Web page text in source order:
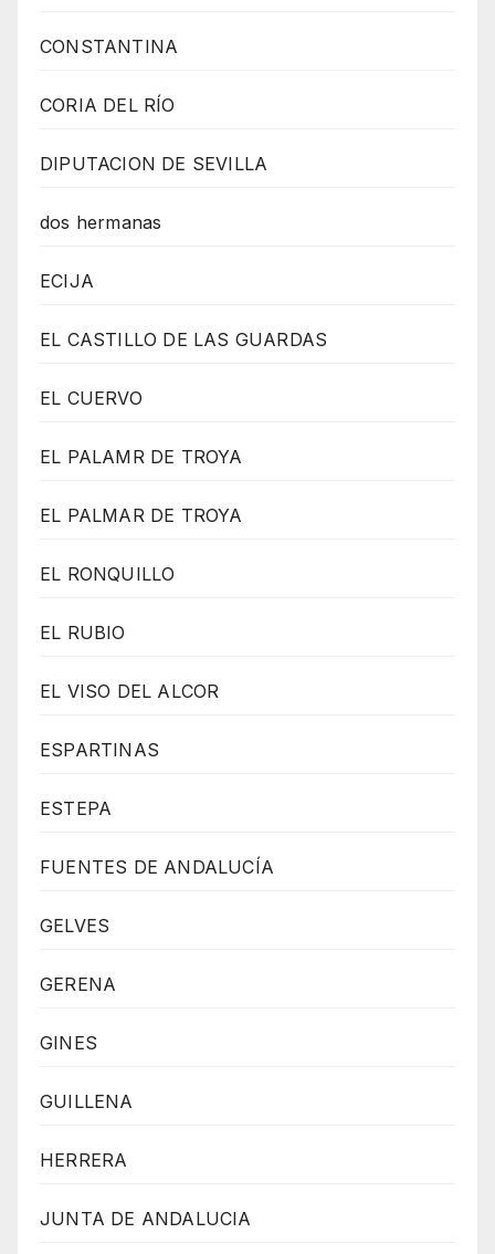
CONSTANTINA
CORIA DEL RÍO
DIPUTACION DE SEVILLA
dos hermanas
ECIJA
EL CASTILLO DE LAS GUARDAS
EL CUERVO
EL PALAMR DE TROYA
EL PALMAR DE TROYA
EL RONQUILLO
EL RUBIO
EL VISO DEL ALCOR
ESPARTINAS
ESTEPA
FUENTES DE ANDALUCÍA
GELVES
GERENA
GINES
GUILLENA
HERRERA
JUNTA DE ANDALUCIA